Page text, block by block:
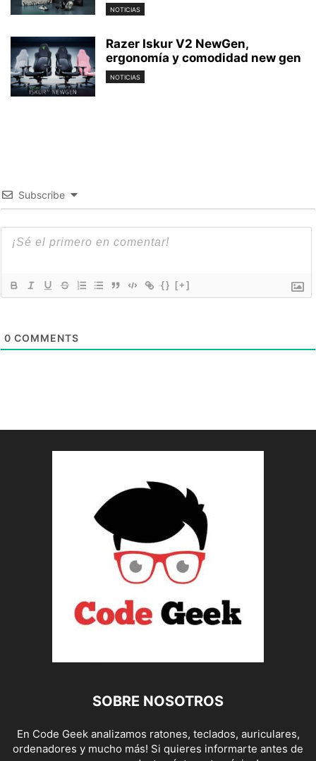
NOTICIAS
Razer Iskur V2 NewGen,
ergonomía y comodidad new gen
NOTICIAS
Subscribe
{} [+]
0 COMMENTS
SOBRE NOSOTROS
En Code Geek analizamos ratones, teclados, auriculares,
ordenadores y mucho más! Si quieres informarte antes de